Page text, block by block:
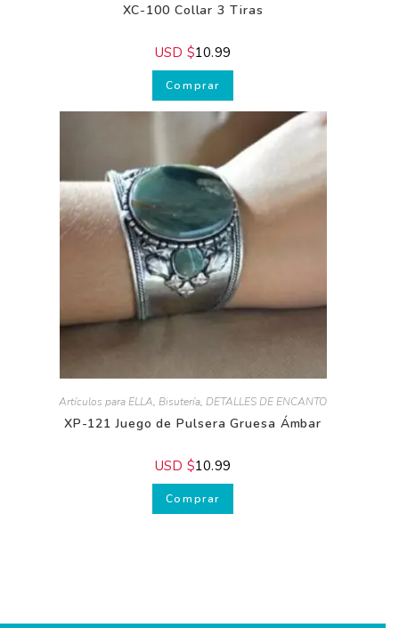
XC-100 Collar 3 Tiras
USD $10.99
Comprar
Artículos para ELLA, Bisutería, DETALLES DE ENCANTO
XP-121 Juego de Pulsera Gruesa Ámbar
USD $10.99
Comprar